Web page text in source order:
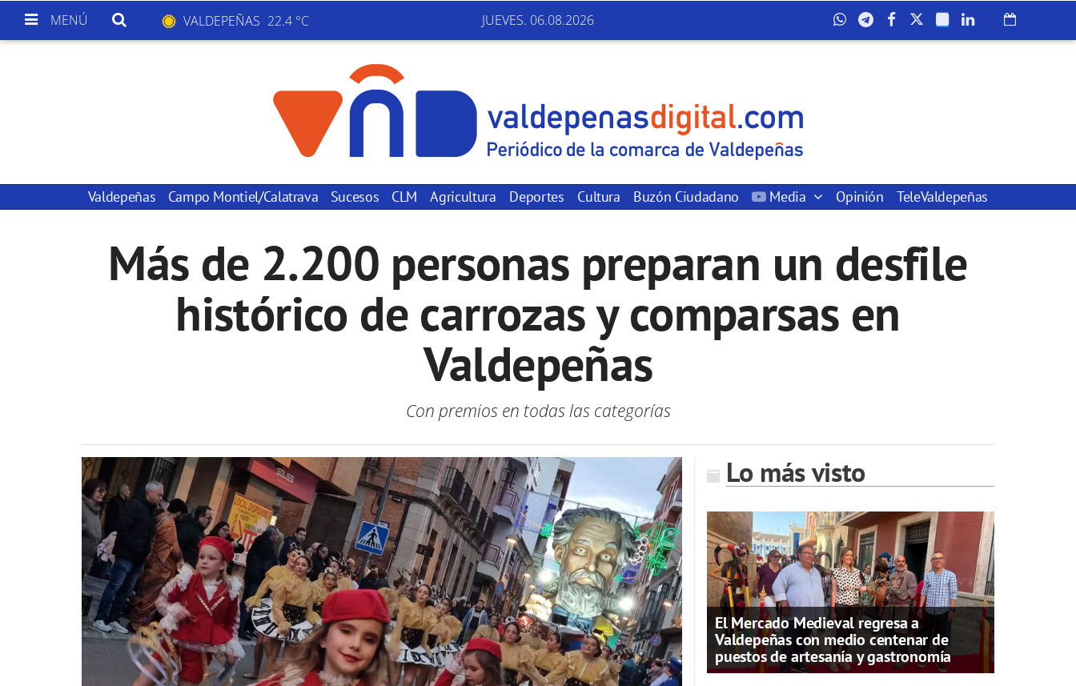
MENÚ VALDEPEÑAS 22.4 °C JUEVES. 06.08.2026
Valdepeñas Campo Montiel/Calatrava Sucesos CLM Agricultura Deportes Cultura Buzón Ciudadano Media Opinión TeleValdepeñas
Más de 2.200 personas preparan un desfile
histórico de carrozas y comparsas en
Valdepeñas
Con premios en todas las categorías
Lo más visto
El Mercado Medieval regresa a
Valdepeñas con medio centenar de
puestos de artesanía y gastronomía